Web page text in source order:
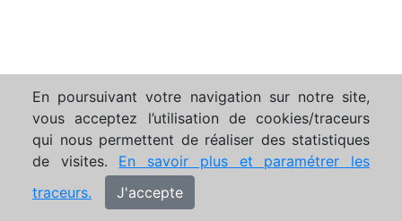
Mentions légales
En poursuivant votre navigation sur notre site,
vous acceptez l’utilisation de cookies/traceurs
qui nous permettent de réaliser des statistiques
de visites. En savoir plus et paramétrer les
traceurs.
J'accepte